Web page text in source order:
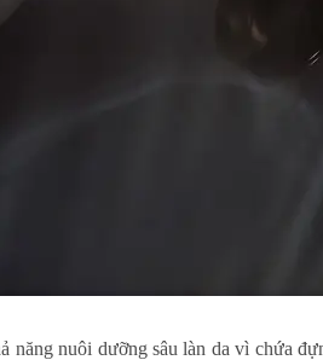
năng nuôi dưỡng sâu làn da vì chứa